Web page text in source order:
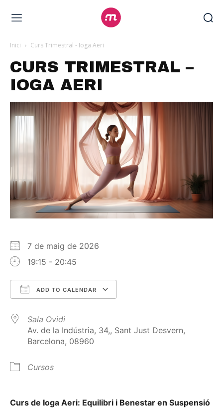
Inici Curs Trimestral - Ioga Aeri
CURS TRIMESTRAL –
IOGA AERI
7 de maig de 2026
19:15 - 20:45
ADD TO CALENDAR
Sala Ovidi
Av. de la Indústria, 34,, Sant Just Desvern,
Barcelona, 08960
Cursos
Curs de Ioga Aeri: Equilibri i Benestar en Suspensió